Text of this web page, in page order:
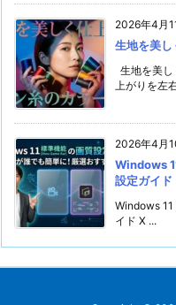
2026年4月
生地を美し
生地を美
上がりを左
2026年4月
Windows
設定ガイド
Windows
イド X ...